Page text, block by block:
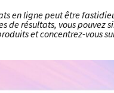
en ligne peut être
de résultats, vous pouvez
et concentrez-vous